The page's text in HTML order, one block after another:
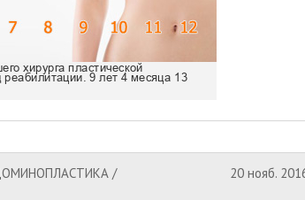
/
20 нояб.